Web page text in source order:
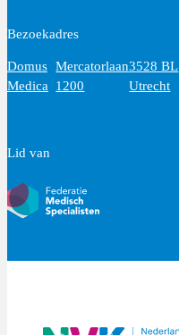
Bezoekadres
Domus
Medica
Mercatorlaan
1200
3528 BL
Utrecht
Lid van